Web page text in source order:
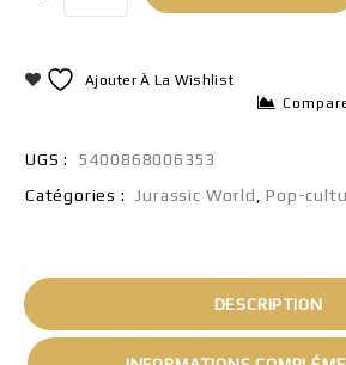
Ajouter À La Wishlist
UGS :
5400868006353
Catégories :
Jurassic World ,Pop-
DESCRIPTION